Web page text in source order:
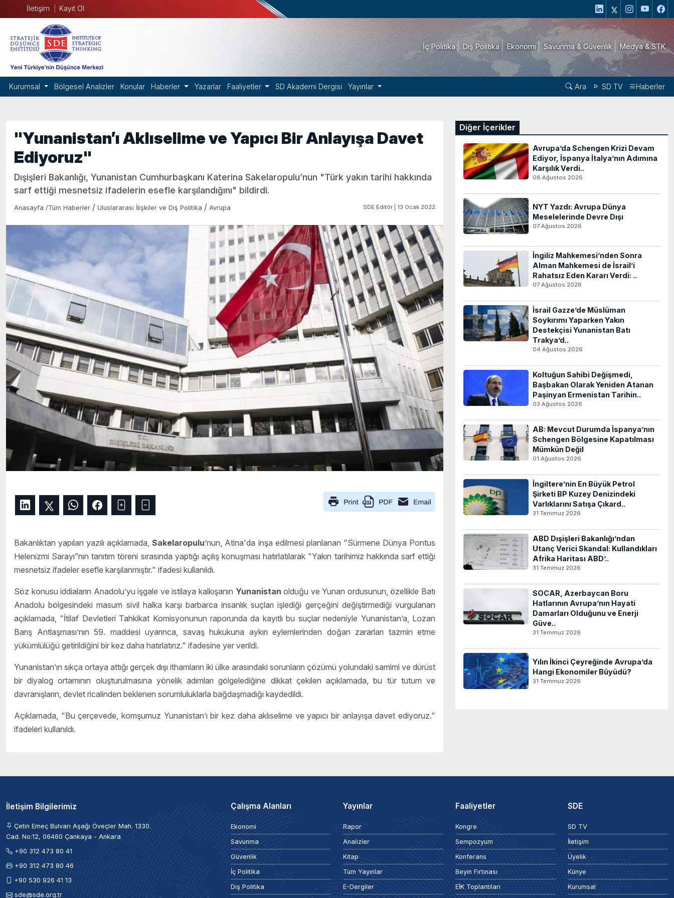
İletişim Kayıt Ol
İç Politika Dış Politika Ekonomi Savunma & Güvenlik Medya & STK
Kurumsal Bölgesel Analizler Konular Haberler Yazarlar Faaliyetler SD Akademi Dergisi Yayınlar Ara SD TV Haberler
"Yunanistan’ı Aklıselime ve Yapıcı Bir Anlayışa Davet
Ediyoruz"
Dışişleri Bakanlığı, Yunanistan Cumhurbaşkanı Katerina Sakelaropulu’nun "Türk yakın tarihi hakkında
sarf ettiği mesnetsiz ifadelerin esefle karşılandığını" bildirdi.​​​​​​​
Anasayfa /Tüm Haberler / Uluslararası İlişkiler ve Dış Politika / Avrupa SDE Editör | 13 Ocak 2022
Bakanlıktan yapılan yazılı açıklamada, Sakelaropulu’nun, Atina'da inşa edilmesi planlanan "Sürmene Dünya Pontus
Helenizmi Sarayı”nın tanıtım töreni sırasında yaptığı açılış konuşması hatırlatılarak "Yakın tarihimiz hakkında sarf ettiği
mesnetsiz ifadeler esefle karşılanmıştır." ifadesi kullanıldı.
Söz konusu iddiaların Anadolu’yu işgale ve istilaya kalkışanın Yunanistan olduğu ve Yunan ordusunun, özellikle Batı
Anadolu bölgesindeki masum sivil halka karşı barbarca insanlık suçları işlediği gerçeğini değiştirmediği vurgulanan
açıklamada, "İtilaf Devletleri Tahkikat Komisyonunun raporunda da kayıtlı bu suçlar nedeniyle Yunanistan’a, Lozan
Barış Antlaşması’nın 59. maddesi uyarınca, savaş hukukuna aykırı eylemlerinden doğan zararları tazmin etme
yükümlülüğü getirildiğini bir kez daha hatırlatırız." ifadesine yer verildi.
Yunanistan’ın sıkça ortaya attığı gerçek dışı ithamların iki ülke arasındaki sorunların çözümü yolundaki samimi ve dürüst
bir diyalog ortamının oluşturulmasına yönelik adımları gölgelediğine dikkat çekilen açıklamada, bu tür tutum ve
davranışların, devlet ricalinden beklenen sorumluluklarla bağdaşmadığı kaydedildi.
Açıklamada, "Bu çerçevede, komşumuz Yunanistan’ı bir kez daha aklıselime ve yapıcı bir anlayışa davet ediyoruz."
ifadeleri kullanıldı.
Diğer İçerikler
Avrupa’da Schengen Krizi Devam
Ediyor, İspanya İtalya’nın Adımına
Karşılık Verdi..
08 Ağustos 2026
NYT Yazdı: Avrupa Dünya
Meselelerinde Devre Dışı
07 Ağustos 2026
İngiliz Mahkemesi’nden Sonra
Alman Mahkemesi de İsrail’i
Rahatsız Eden Kararı Verdi: ..
07 Ağustos 2026
İsrail Gazze’de Müslüman
Soykırımı Yaparken Yakın
Destekçisi Yunanistan Batı
Trakya’d..
04 Ağustos 2026
Koltuğun Sahibi Değişmedi,
Başbakan Olarak Yeniden Atanan
Paşinyan Ermenistan Tarihin..
03 Ağustos 2026
AB: Mevcut Durumda İspanya’nın
Schengen Bölgesine Kapatılması
Mümkün Değil
01 Ağustos 2026
İngiltere’nin En Büyük Petrol
Şirketi BP Kuzey Denizindeki
Varlıklarını Satışa Çıkard..
31 Temmuz 2026
ABD Dışişleri Bakanlığı’ndan
Utanç Verici Skandal: Kullandıkları
Afrika Haritası ABD’..
31 Temmuz 2026
SOCAR, Azerbaycan Boru
Hatlarının Avrupa’nın Hayati
Damarları Olduğunu ve Enerji
Güve..
31 Temmuz 2026
Yılın İkinci Çeyreğinde Avrupa’da
Hangi Ekonomiler Büyüdü?
31 Temmuz 2026
İletişim Bilgilerimiz
Çetin Emeç Bulvarı Aşağı Öveçler Mah. 1330.
Cad. No:12, 06460 Çankaya - Ankara
+90 312 473 80 41
+90 312 473 80 46
+90 530 926 41 13
sde@sde.org.tr
Çalışma Alanları
Ekonomi
Savunma
Güvenlik
İç Politika
Dış Politika
Yayınlar
Rapor
Analizler
Kitap
Tüm Yayınlar
E-Dergiler
Faaliyetler
Kongre
Sempozyum
Konferans
Beyin Fırtınası
EİK Toplantıları
SDE
SD TV
İletişim
Üyelik
Künye
Kurumsal